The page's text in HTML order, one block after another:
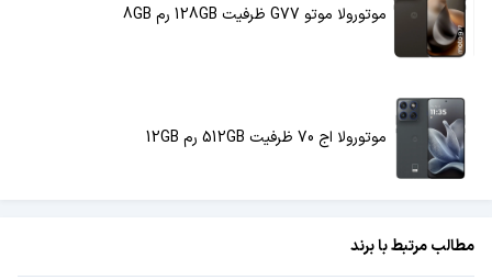
موتورولا موتو G77 ظرفیت 128GB رم 8GB
موتورولا اج 70 ظرفیت 512GB رم 12GB
مطالب مرتبط با برند